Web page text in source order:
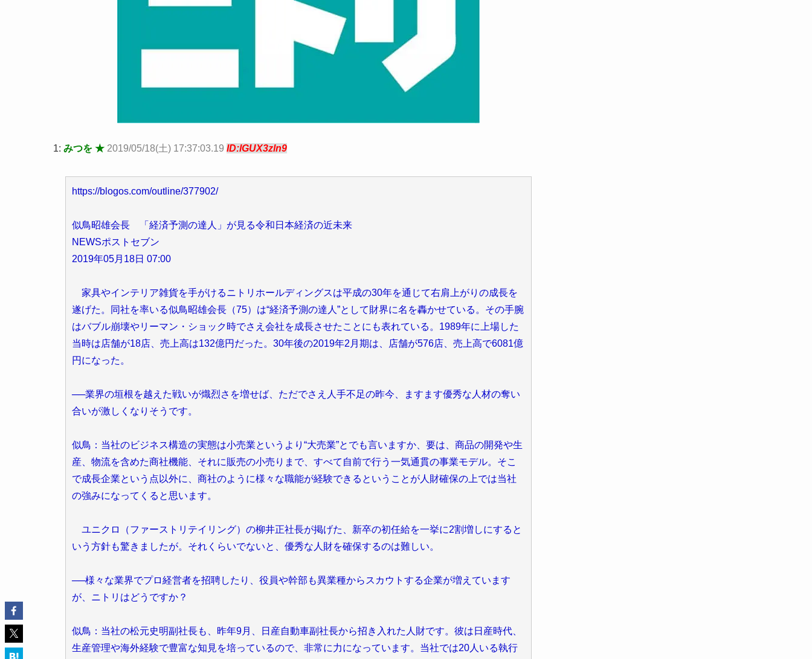
1: みつを ★ 2019/05/18(土) 17:37:03.19 ID:lGUX3zln9
https://blogos.com/outline/377902/
似鳥昭雄会長 「経済予測の達人」が見る令和日本経済の近未来
NEWSポストセブン
2019年05月18日 07:00
家具やインテリア雑貨を手がけるニトリホールディングスは平成の30年を通じて右肩上がりの成長を
遂げた。同社を率いる似鳥昭雄会長（75）は“経済予測の達人”として財界に名を轟かせている。その手腕
はバブル崩壊やリーマン・ショック時でさえ会社を成長させたことにも表れている。1989年に上場した
当時は店舗が18店、売上高は132億円だった。30年後の2019年2月期は、店舗が576店、売上高で6081億
円になった。
──業界の垣根を越えた戦いが熾烈さを増せば、ただでさえ人手不足の昨今、ますます優秀な人材の奪い
合いが激しくなりそうです。
似鳥：当社のビジネス構造の実態は小売業というより“大売業”とでも言いますか、要は、商品の開発や生
産、物流を含めた商社機能、それに販売の小売りまで、すべて自前で行う一気通貫の事業モデル。そこ
で成長企業という点以外に、商社のように様々な職能が経験できるということが人財確保の上では当社
の強みになってくると思います。
ユニクロ（ファーストリテイリング）の柳井正社長が掲げた、新卒の初任給を一挙に2割増しにすると
いう方針も驚きましたが。それくらいでないと、優秀な人財を確保するのは難しい。
──様々な業界でプロ経営者を招聘したり、役員や幹部も異業種からスカウトする企業が増えています
が、ニトリはどうですか？
似鳥：当社の松元史明副社長も、昨年9月、日産自動車副社長から招き入れた人財です。彼は日産時代、
生産管理や海外経験で豊富な知見を培っているので、非常に力になっています。当社では20人いる執行